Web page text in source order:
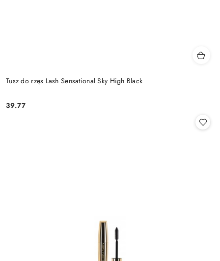
Tusz do rzęs Lash Sensational Sky High Black
Cena:
39.77